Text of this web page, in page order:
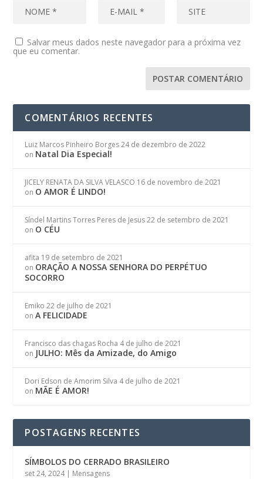
Salvar meus dados neste navegador para a próxima vez
que eu comentar.
COMENTÁRIOS RECENTES
Luiz Marcos Pinheiro Borges 24 de dezembro de 2022
on Natal Dia Especial!
JICELY RENATA DA SILVA VELASCO 16 de novembro de 2021
on O AMOR É LINDO!
Síndel Martins Torres Peres de Jesus 22 de setembro de 2021
on O CÉU
afita 19 de setembro de 2021
on ORAÇÃO A NOSSA SENHORA DO PERPÉTUO
SOCORRO
Emiko 22 de julho de 2021
onA FELICIDADE
Francisco das chagas Rocha 4 de julho de 2021
on JULHO: Mês da Amizade, do Amigo
Dori Edson de Amorim Silva 4 de julho de 2021
on MÃE É AMOR!
POSTAGENS RECENTES
SÍMBOLOS DO CERRADO BRASILEIRO
set 24, 2024| Mensagens